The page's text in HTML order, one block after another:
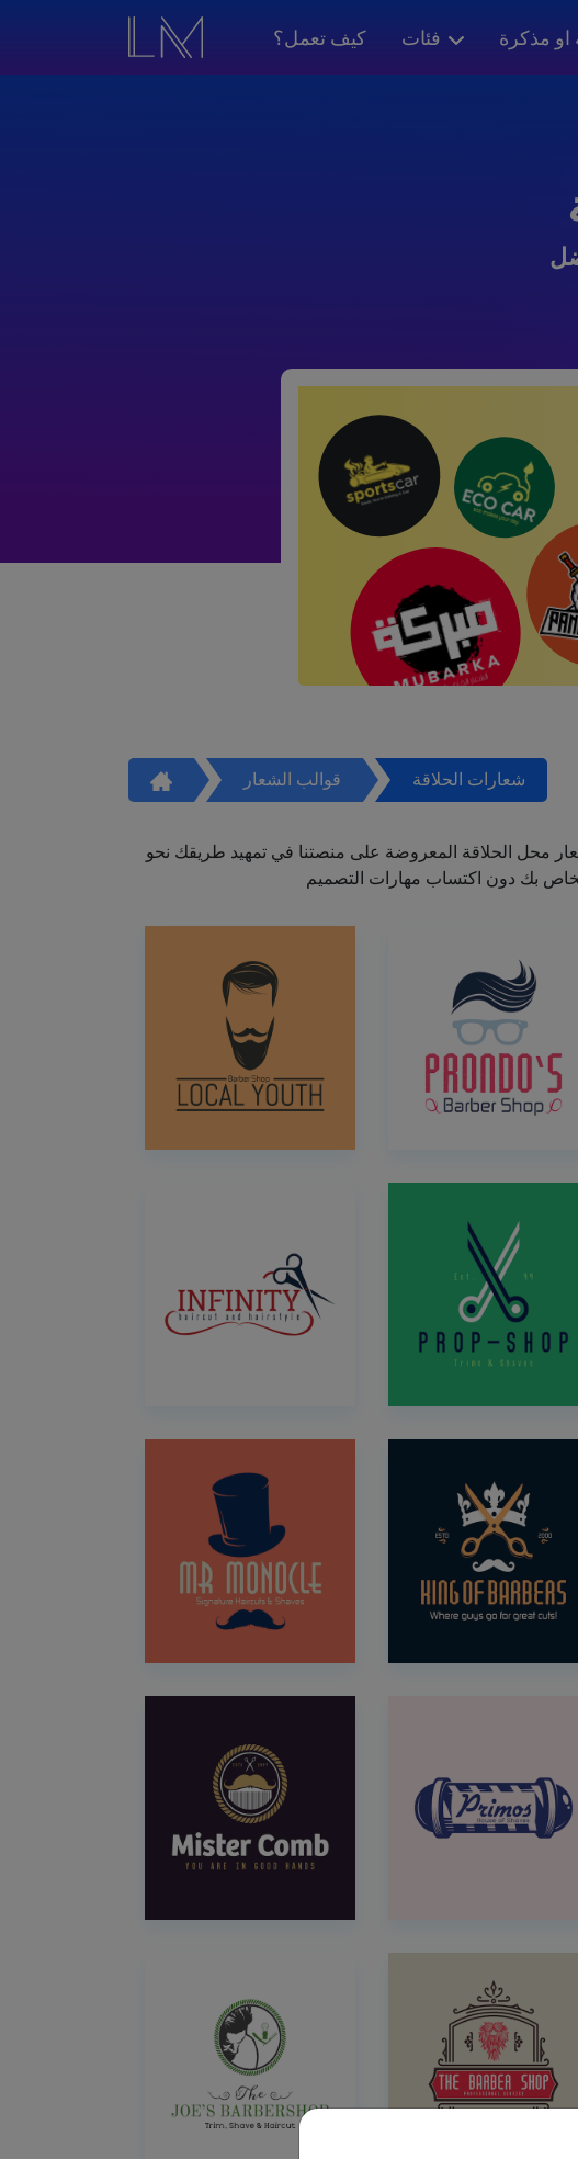
كيف تعمل؟ فئات او مذكرة
قوالب الشعار شعارات الحلاقة
محل الحلاقة المعروضة على منصتنا في تمهيد طريقك نحو